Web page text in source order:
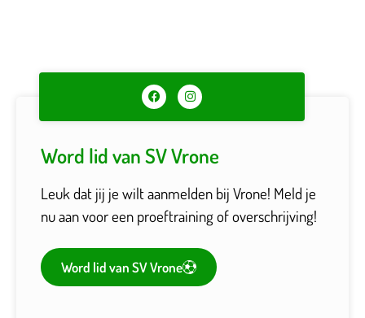
Word lid van SV Vrone
Leuk dat jij je wilt aanmelden bij Vrone! Meld je
nu aan voor een proeftraining of overschrijving!
Word lid van SV Vrone